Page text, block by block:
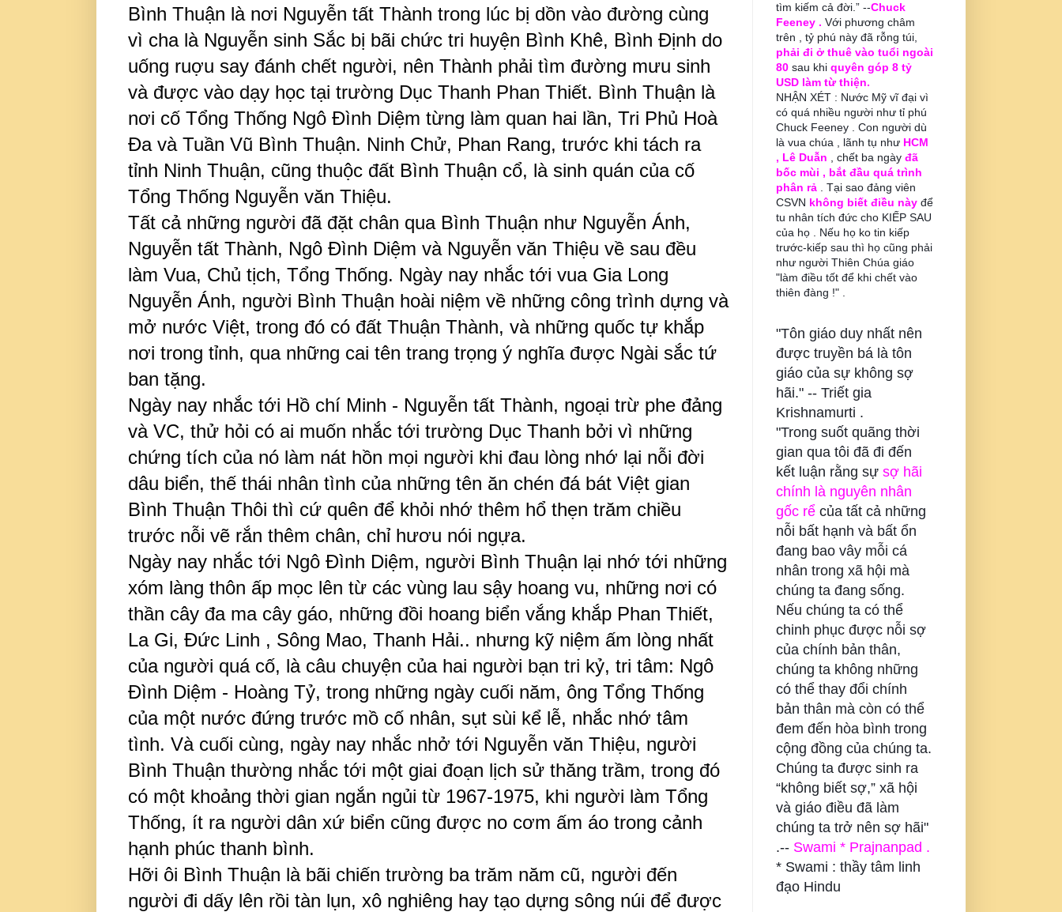
Bình Thuận là nơi Nguyễn tất Thành trong lúc bị dồn vào đường cùng
vì cha là Nguyễn sinh Sắc bị bãi chức tri huyện Bình Khê, Bình Định do
uống ruợu say đánh chết người, nên Thành phải tìm đường mưu sinh
và được vào dạy học tại trường Dục Thanh Phan Thiết. Bình Thuận là
nơi cố Tổng Thống Ngô Đình Diệm từng làm quan hai lần, Tri Phủ Hoà
Đa và Tuần Vũ Bình Thuận. Ninh Chử, Phan Rang, trước khi tách ra
tỉnh Ninh Thuận, cũng thuộc đất Bình Thuận cổ, là sinh quán của cố
Tổng Thống Nguyễn văn Thiệu.
Tất cả những người đã đặt chân qua Bình Thuận như Nguyễn Ánh,
Nguyễn tất Thành, Ngô Đình Diệm và Nguyễn văn Thiệu về sau đều
làm Vua, Chủ tịch, Tổng Thống. Ngày nay nhắc tới vua Gia Long
Nguyễn Ánh, người Bình Thuận hoài niệm về những công trình dựng và
mở nước Việt, trong đó có đất Thuận Thành, và những quốc tự khắp
nơi trong tỉnh, qua những cai tên trang trọng ý nghĩa được Ngài sắc tứ
ban tặng.
Ngày nay nhắc tới Hồ chí Minh - Nguyễn tất Thành, ngoại trừ phe đảng
và VC, thử hỏi có ai muốn nhắc tới trường Dục Thanh bởi vì những
chứng tích của nó làm nát hồn mọi người khi đau lòng nhớ lại nỗi đời
dâu biển, thế thái nhân tình của những tên ăn chén đá bát Việt gian
Bình Thuận Thôi thì cứ quên để khỏi nhớ thêm hổ thẹn trăm chiều
trước nỗi vẽ rắn thêm chân, chỉ hươu nói ngựa.
Ngày nay nhắc tới Ngô Đình Diệm, người Bình Thuận lại nhớ tới những
xóm làng thôn ấp mọc lên từ các vùng lau sậy hoang vu, những nơi có
thần cây đa ma cây gáo, những đồi hoang biển vắng khắp Phan Thiết,
La Gi, Đức Linh , Sông Mao, Thanh Hải.. nhưng kỹ niệm ấm lòng nhất
của người quá cố, là câu chuyện của hai người bạn tri kỷ, tri tâm: Ngô
Đình Diệm - Hoàng Tỷ, trong những ngày cuối năm, ông Tổng Thống
của một nước đứng trước mồ cố nhân, sụt sùi kể lễ, nhắc nhớ tâm
tình. Và cuối cùng, ngày nay nhắc nhở tới Nguyễn văn Thiệu, người
Bình Thuận thường nhắc tới một giai đoạn lịch sử thăng trầm, trong đó
có một khoảng thời gian ngắn ngủi từ 1967-1975, khi người làm Tổng
Thống, ít ra người dân xứ biển cũng được no cơm ấm áo trong cảnh
hạnh phúc thanh bình.
Hỡi ôi Bình Thuận là bãi chiến trường ba trăm năm cũ, người đến
người đi dấy lên rồi tàn lụn, xô nghiêng hay tạo dựng sông núi để được
tìm kiếm cả đời.” --Chuck
Feeney . Với phương châm
trên , tỷ phú này đã rỗng túi,
phải đi ở thuê vào tuổi ngoài
80 sau khi quyên góp 8 tỷ
USD làm từ thiện.
NHẬN XÉT : Nước Mỹ vĩ đại vì
có quá nhiều người như tỉ phú
Chuck Feeney . Con người dù
là vua chúa , lãnh tụ như HCM
, Lê Duẫn , chết ba ngày đã
bốc mùi , bắt đầu quá trình
phân rả . Tại sao đảng viên
CSVN không biết điều này để
tu nhân tích đức cho KIẾP SAU
của họ . Nếu họ ko tin kiếp
trước-kiếp sau thì họ cũng phải
như người Thiên Chúa giáo
"làm điều tốt để khi chết vào
thiên đàng !" .
"Tôn giáo duy nhất nên
được truyền bá là tôn
giáo của sự không sợ
hãi." -- Triết gia
Krishnamurti .
"Trong suốt quãng thời
gian qua tôi đã đi đến
kết luận rằng sự sợ hãi
chính là nguyên nhân
gốc rể của tất cả những
nỗi bất hạnh và bất ổn
đang bao vây mỗi cá
nhân trong xã hội mà
chúng ta đang sống.
Nếu chúng ta có thể
chinh phục được nỗi sợ
của chính bản thân,
chúng ta không những
có thể thay đổi chính
bản thân mà còn có thể
đem đến hòa bình trong
cộng đồng của chúng ta.
Chúng ta được sinh ra
“không biết sợ,” xã hội
và giáo điều đã làm
chúng ta trở nên sợ hãi"
.-- Swami * Prajnanpad .
* Swami : thầy tâm linh
đạo Hindu